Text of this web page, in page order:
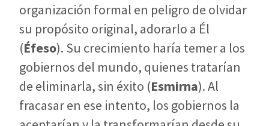
organización formal en peligro de olvidar
su propósito original, adorarlo a Él
(Éfeso). Su crecimiento haría temer a los
gobiernos del mundo, quienes tratarían
de eliminarla, sin éxito (Esmirna). Al
fracasar en ese intento, los gobiernos la